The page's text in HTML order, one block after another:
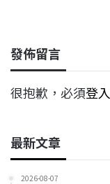
發佈留言
很抱歉，必須登入
最新文章
2026-08-07